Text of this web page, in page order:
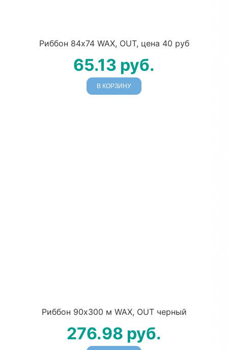
Риббон 84х74 WAX, OUT, цена 40 руб
65.13 руб.
В КОРЗИНУ
Риббон 90х300 м WAX, OUT черный
276.98 руб.